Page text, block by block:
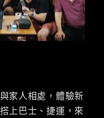
家人相處，體驗新
上巴士、捷運，來